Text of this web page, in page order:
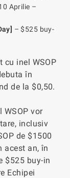
Aprilie –
– $525 buy-
cu inel WSOP
în
de la $0,50.
vor
inclusiv
de $1500
acest an, în
$525 buy-in
Echipei